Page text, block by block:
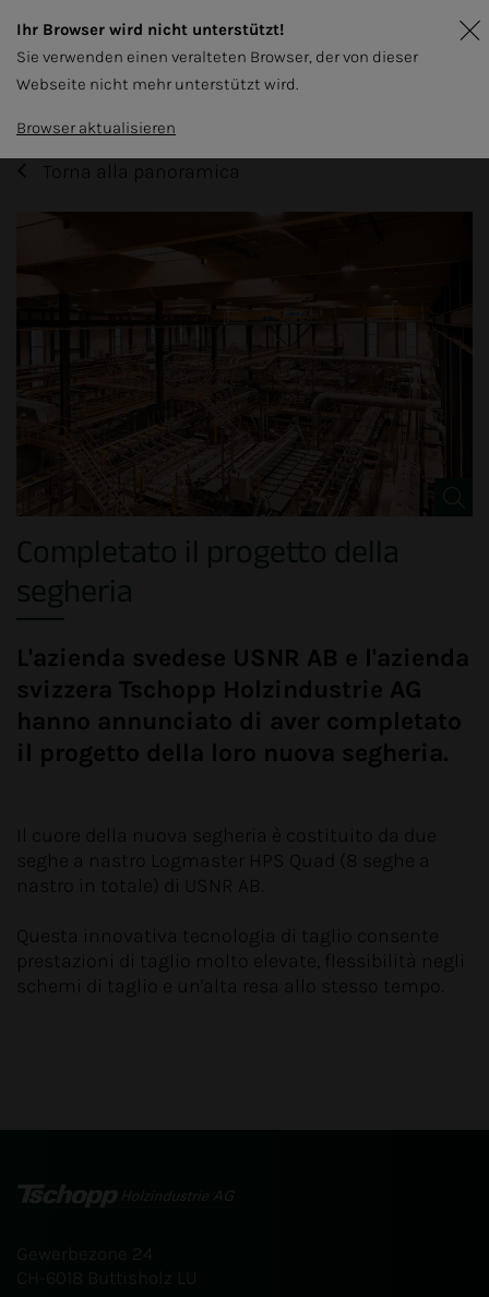
Torna alla panoramica
Completato il progetto della
segheria
L'azienda svedese USNR AB e l'azienda
svizzera Tschopp Holzindustrie AG
hanno annunciato di aver completato
il progetto della loro nuova segheria.
Il cuore della nuova segheria è costituito da due
seghe a nastro Logmaster HPS Quad (8 seghe a
nastro in totale) di USNR AB.
Questa innovativa tecnologia di taglio consente
prestazioni di taglio molto elevate, flessibilità negli
schemi di taglio e un'alta resa allo stesso tempo.
Gewerbezone 24
CH-6018 Buttisholz LU
Ihr Browser wird nicht unterstützt!
Sie verwenden einen veralteten Browser, der von dieser
Webseite nicht mehr unterstützt wird.
Browser aktualisieren